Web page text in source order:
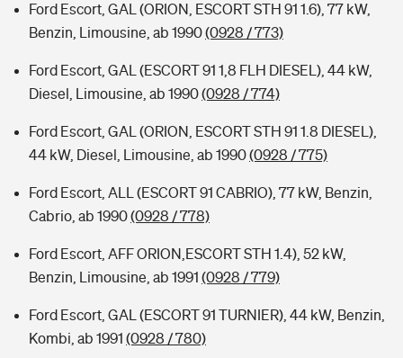
Ford Escort, GAL (ORION, ESCORT STH 91 1.6), 77 kW,
Benzin, Limousine, ab 1990(0928 / 773)
Ford Escort, GAL (ESCORT 91 1,8 FLH DIESEL), 44 kW,
Diesel, Limousine, ab 1990(0928 / 774)
Ford Escort, GAL (ORION, ESCORT STH 91 1.8 DIESEL),
44 kW, Diesel, Limousine, ab 1990(0928 / 775)
Ford Escort, ALL (ESCORT 91 CABRIO), 77 kW, Benzin,
Cabrio, ab 1990(0928 / 778)
Ford Escort, AFF ORION,ESCORT STH 1.4), 52 kW,
Benzin, Limousine, ab 1991 (0928 / 779)
Ford Escort, GAL (ESCORT 91 TURNIER), 44 kW, Benzin,
Kombi, ab 1991 (0928 / 780)